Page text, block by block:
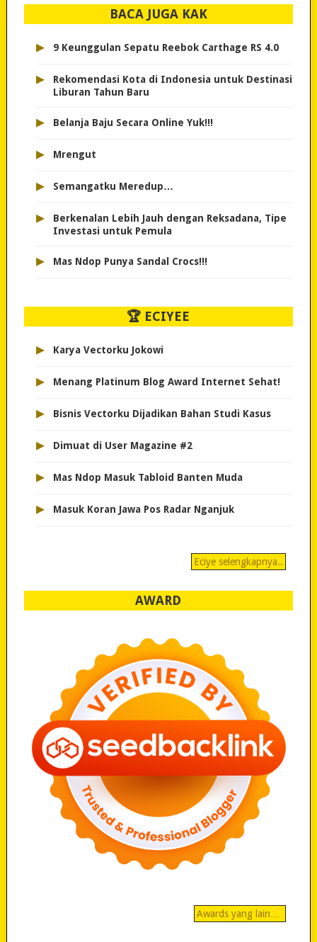
BACA JUGA KAK
▸ 9 Keunggulan Sepatu Reebok Carthage RS 4.0
▸
Rekomendasi Kota di Indonesia untuk Destinasi
Liburan Tahun Baru
▸ Belanja Baju Secara Online Yuk!!!
▸ Mrengut
▸ Semangatku Meredup…
▸
Berkenalan Lebih Jauh dengan Reksadana, Tipe
Investasi untuk Pemula
▸ Mas Ndop Punya Sandal Crocs!!!
🏆 ECIYEE
▸ Karya Vectorku Jokowi
▸ Menang Platinum Blog Award Internet Sehat!
▸ Bisnis Vectorku Dijadikan Bahan Studi Kasus
▸ Dimuat di User Magazine #2
▸ Mas Ndop Masuk Tabloid Banten Muda
▸ Masuk Koran Jawa Pos Radar Nganjuk
Eciye selengkapnya..
AWARD
Awards yang lain…